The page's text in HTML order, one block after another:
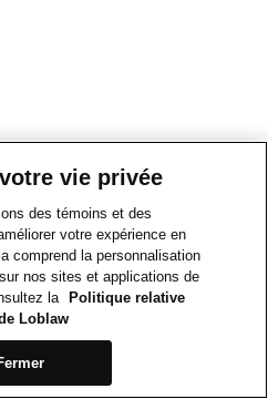
vie privée
des témoins et des
votre expérience en
comprend la personnalisation
nos sites et applications de
la
Politique relative
Loblaw